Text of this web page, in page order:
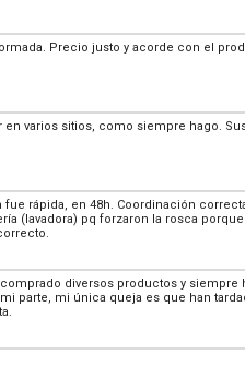
Precio justo y acorde con el
en varios sitios, como siempre hago.
rápida, en 48h. Coordinación
(lavadora) pq forzaron la rosca
diversos productos y
parte, mi única queja es que han